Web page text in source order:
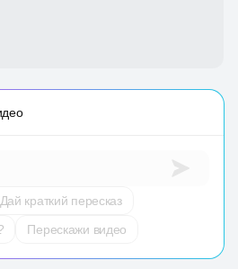
Дай краткий пересказ
Перескажи видео